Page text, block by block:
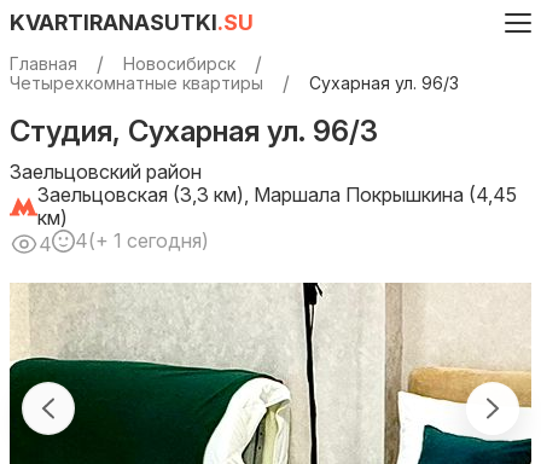
KVARTIRANASUTKI.SU
Главная
Новосибирск
Четырехкомнатные квартиры
Сухарная ул. 96/3
Студия, Сухарная ул. 96/3
Заельцовский район
Заельцовская (3,3 км), Маршала Покрышкина (4,45
км)
4
4(+ 1 сегодня)